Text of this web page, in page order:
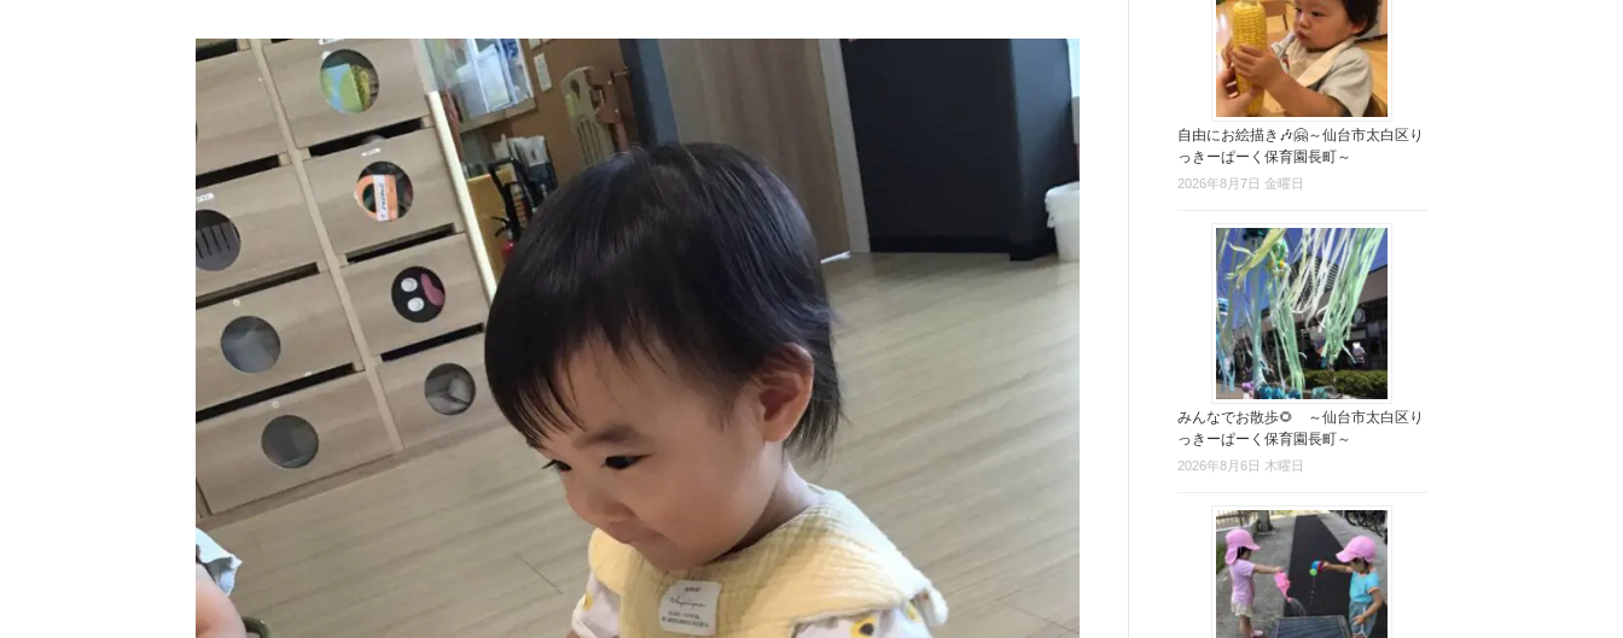
自由にお絵描き🎶🤗～仙台市太白区り
っきーぱーく保育園長町～
2026年8月7日 金曜日
みんなでお散歩🌻 ～仙台市太白区り
っきーぱーく保育園長町～
2026年8月6日 木曜日